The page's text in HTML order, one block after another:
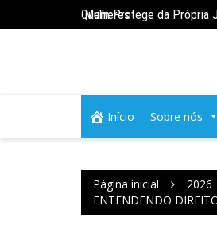
Quem Protege da Própria
ENTENDENDO DIREITO
Início Sobre nós
Página inicial 2026
ENTENDENDO